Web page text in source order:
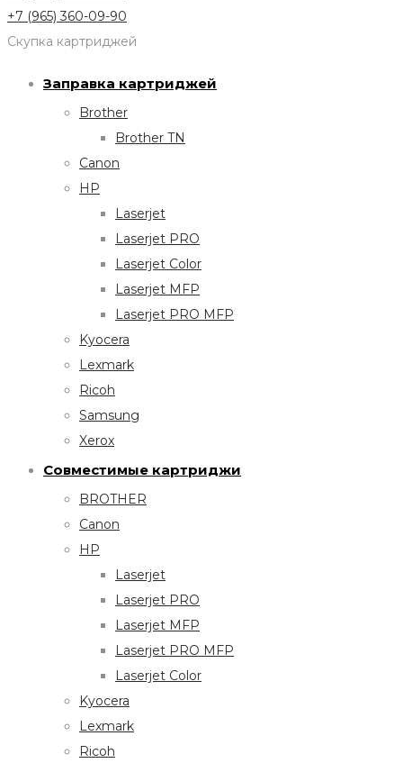
+7 (965) 360-09-90
Скупка картриджей
Заправка картриджей
Brother
Brother TN
Canon
HP
Laserjet
Laserjet PRO
Laserjet Color
Laserjet MFP
Laserjet PRO MFP
Kyocera
Lexmark
Ricoh
Samsung
Xerox
Совместимые картриджи
BROTHER
Canon
HP
Laserjet
Laserjet PRO
Laserjet MFP
Laserjet PRO MFP
Laserjet Color
Kyocera
Lexmark
Ricoh